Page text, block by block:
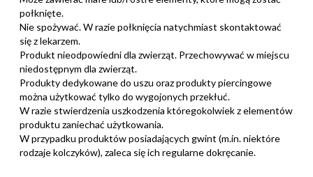
połknięte.
Nie spożywać. W razie połknięcia natychmiast skontaktować
się z lekarzem.
Produkt nieodpowiedni dla zwierząt. Przechowywać w miejscu
niedostępnym dla zwierząt.
Produkty dedykowane do uszu oraz produkty piercingowe
można użytkować tylko do wygojonych przekłuć.
W razie stwierdzenia uszkodzenia któregokolwiek z elementów
produktu zaniechać użytkowania.
W przypadku produktów posiadających gwint (m.in. niektóre
rodzaje kolczyków), zaleca się ich regularne dokręcanie.